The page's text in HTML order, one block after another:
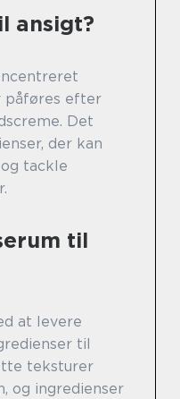
ansigt?
påføres efter
Det
der kan
tackle
til
at levere
til
teksturer
og ingredienser